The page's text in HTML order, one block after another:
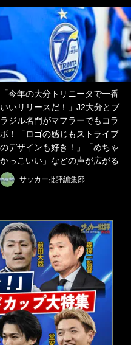
「今年の大分トリニータで一番
いいリリースだ！」J2大分とブ
ラジル名門がマフラーでもコラ
ボ！「ロゴの感じもストライプ
のデザインも好き！」「めちゃ
かっこいい」などの声が広がる
サッカー批評編集部